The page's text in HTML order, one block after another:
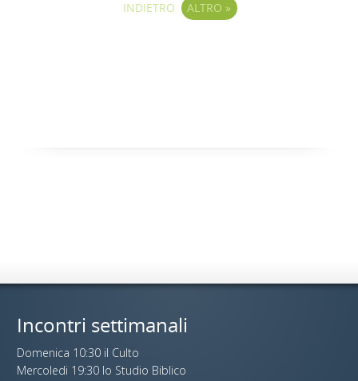
INDIETRO
ALTRO »
Incontri settimanali
Domenica 10:30 il Culto
Mercoledi 19:30 lo Studio Biblico